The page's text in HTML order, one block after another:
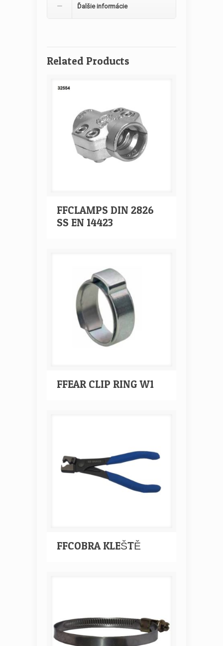
Ďalšie informácie
Related Products
FFCLAMPS DIN 2826
SS EN 14423
FFEAR CLIP RING W1
FFCOBRA KLEŠTĚ